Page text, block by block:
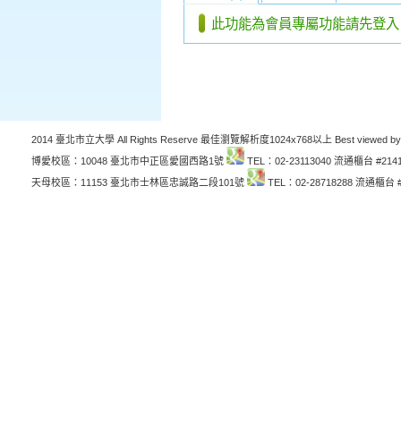
此功能為會員專屬功能請先登入
2014 臺北市立大學 All Rights Reserve 最佳瀏覽解析度1024x768以上 Best viewed
博愛校區：10048 臺北市中正區愛國西路1號
TEL：02-23113040 流通櫃台
天母校區：11153 臺北市士林區忠誠路二段101號
TEL：02-28718288 流通櫃台